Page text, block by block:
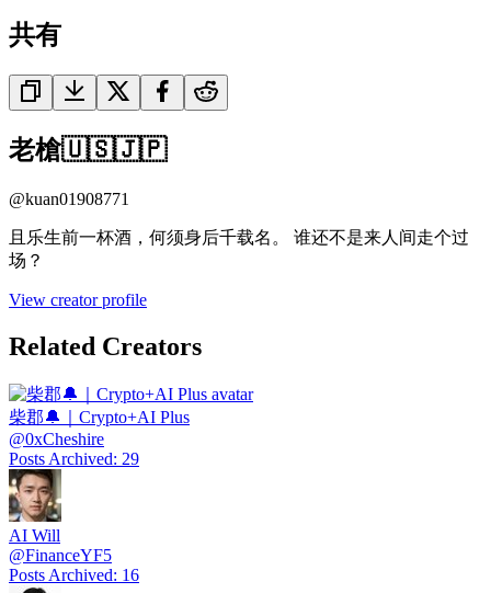
共有
老槍🇺🇸🇯🇵
@kuan01908771
且乐生前一杯酒，何须身后千载名。 谁还不是来人间走个过
场？
View creator profile
Related Creators
柴郡🔔｜Crypto+AI Plus
@0xCheshire
Posts Archived: 29
AI Will
@FinanceYF5
Posts Archived: 16